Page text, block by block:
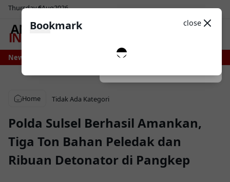
Thursday6Aug2026
Light
News
Bone Bersiap Nikmati Pasokan Air Lebih Stabil, Irigasi Bengo
Home Tidak Ada Kategori
Polda Sulsel Berhasil Amankan,
Tiga Ton Bahan Peledak dan
Ribuan Detonator di Pangkep
Bookmark close